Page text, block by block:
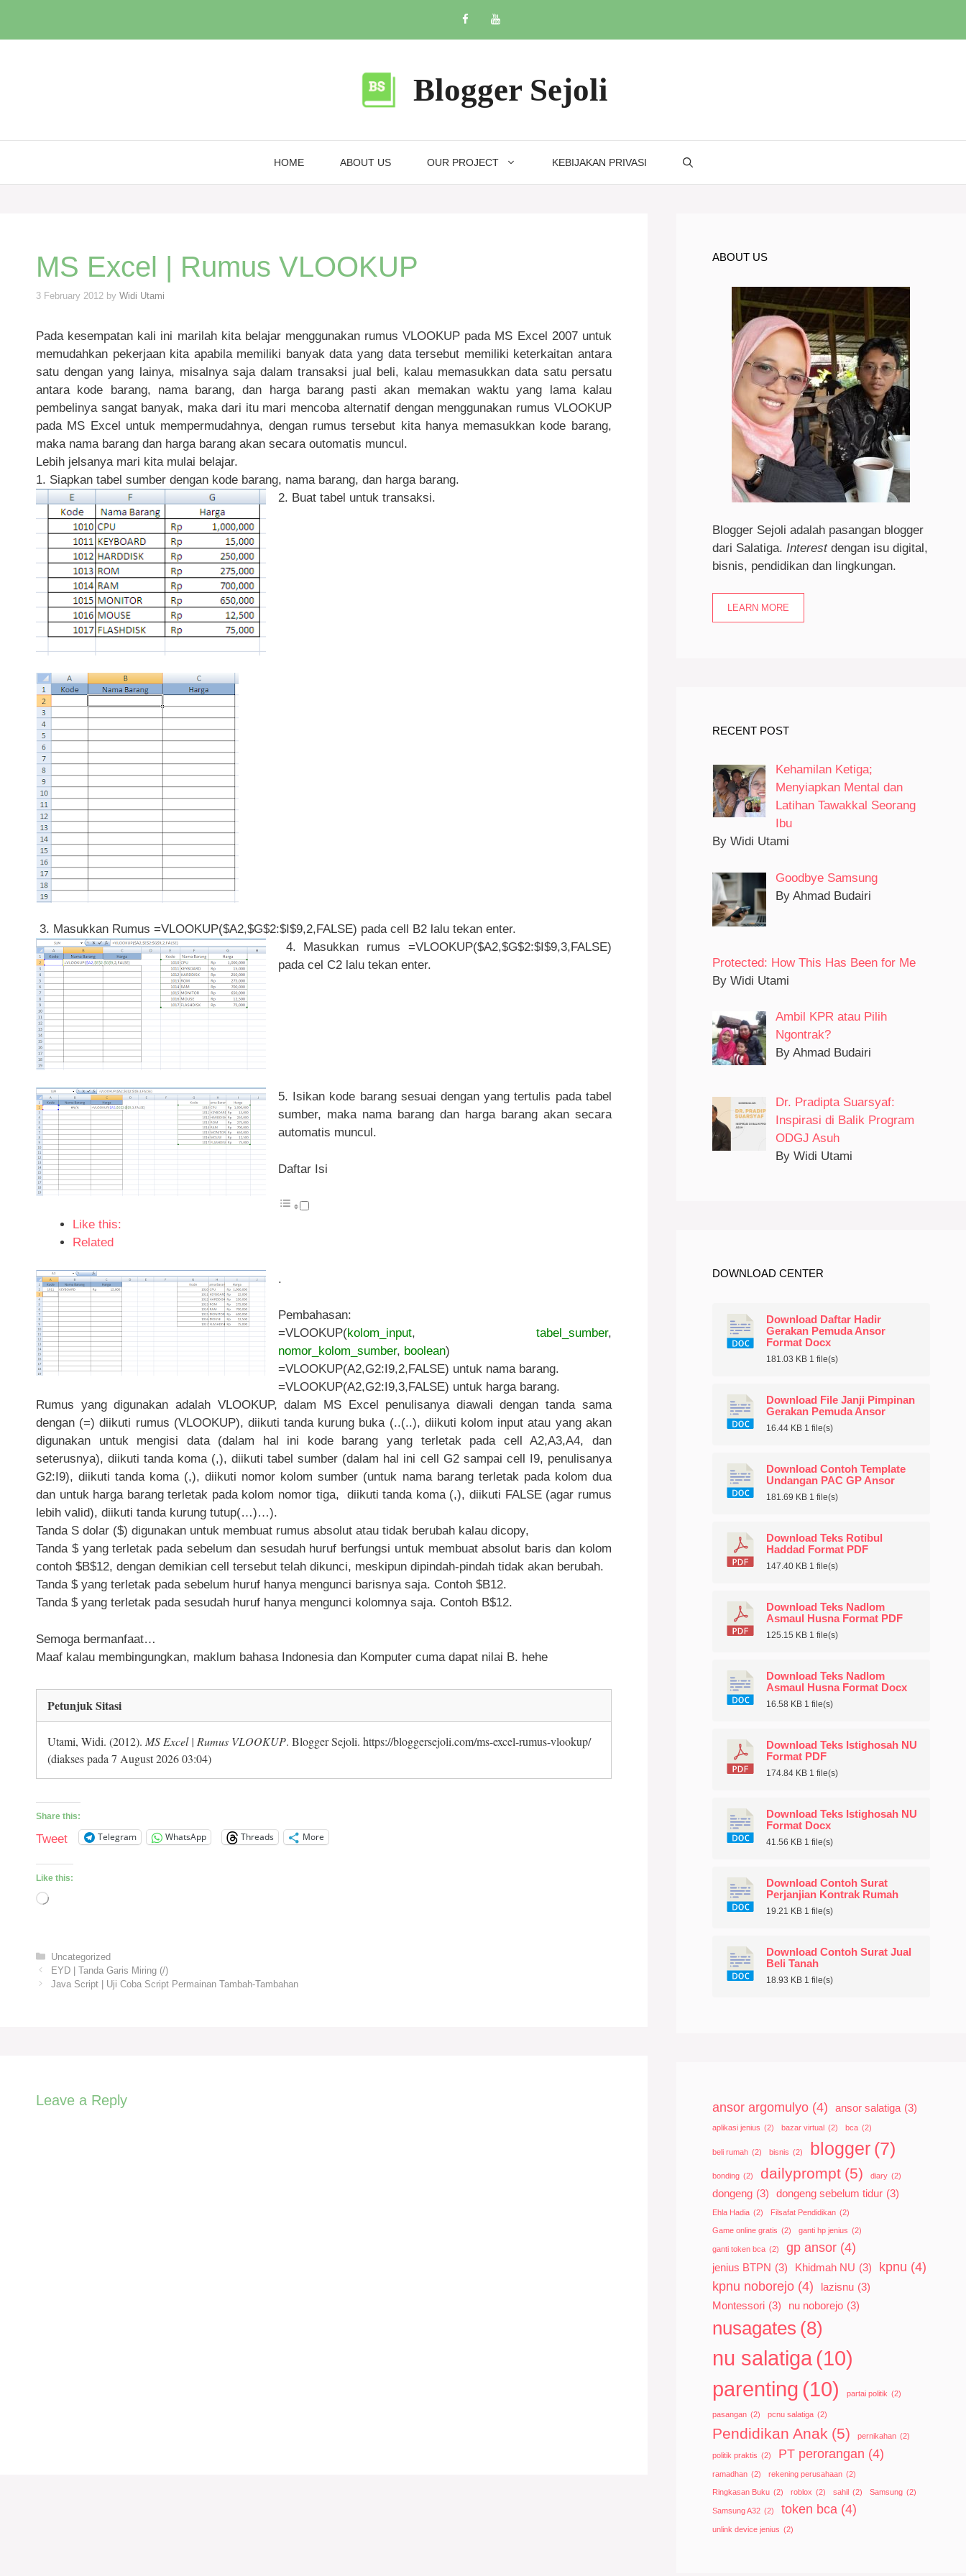
content
Blogger Sejoli
HOME ABOUT US OUR PROJECT KEBIJAKAN PRIVASI
MS Excel | Rumus VLOOKUP
3 February 2012 by Widi Utami
Pada kesempatan kali ini marilah kita belajar menggunakan rumus VLOOKUP pada MS Excel 2007 untuk
memudahkan pekerjaan kita apabila memiliki banyak data yang data tersebut memiliki keterkaitan antara
satu dengan yang lainya, misalnya saja dalam transaksi jual beli, kalau memasukkan data satu persatu
antara kode barang, nama barang, dan harga barang pasti akan memakan waktu yang lama kalau
pembelinya sangat banyak, maka dari itu mari mencoba alternatif dengan menggunakan rumus VLOOKUP
pada MS Excel untuk mempermudahnya, dengan rumus tersebut kita hanya memasukkan kode barang,
maka nama barang dan harga barang akan secara outomatis muncul.
Lebih jelsanya mari kita mulai belajar.
1. Siapkan tabel sumber dengan kode barang, nama barang, dan harga barang.
2. Buat tabel untuk transaksi.
3. Masukkan Rumus =VLOOKUP($A2,$G$2:$I$9,2,FALSE) pada cell B2 lalu tekan enter.
4. Masukkan rumus =VLOOKUP($A2,$G$2:$I$9,3,FALSE)
pada cel C2 lalu tekan enter.
5. Isikan kode barang sesuai dengan yang tertulis pada tabel
sumber, maka nama barang dan harga barang akan secara
automatis muncul.
Daftar Isi
Like this:
Related
.
Pembahasan:
=VLOOKUP(kolom_input, tabel_sumber,
nomor_kolom_sumber, boolean)
=VLOOKUP(A2,G2:I9,2,FALSE) untuk nama barang.
=VLOOKUP(A2,G2:I9,3,FALSE) untuk harga barang.
Rumus yang digunakan adalah VLOOKUP, dalam MS Excel penulisanya diawali dengan tanda sama
dengan (=) diikuti rumus (VLOOKUP), diikuti tanda kurung buka (..(..), diikuti kolom input atau yang akan
digunakan untuk mengisi data (dalam hal ini kode barang yang terletak pada cell A2,A3,A4, dan
seterusnya), diikuti tanda koma (,), diikuti tabel sumber (dalam hal ini cell G2 sampai cell I9, penulisanya
G2:I9), diikuti tanda koma (,), diikuti nomor kolom sumber (untuk nama barang terletak pada kolom dua
dan untuk harga barang terletak pada kolom nomor tiga, diikuti tanda koma (,), diikuti FALSE (agar rumus
lebih valid), diikuti tanda kurung tutup(…)…).
Tanda S dolar ($) digunakan untuk membuat rumus absolut atau tidak berubah kalau dicopy,
Tanda $ yang terletak pada sebelum dan sesudah huruf berfungsi untuk membuat absolut baris dan kolom
contoh $B$12, dengan demikian cell tersebut telah dikunci, meskipun dipindah-pindah tidak akan berubah.
Tanda $ yang terletak pada sebelum huruf hanya mengunci barisnya saja. Contoh $B12.
Tanda $ yang terletak pada sesudah huruf hanya mengunci kolomnya saja. Contoh B$12.
Semoga bermanfaat…
Maaf kalau membingungkan, maklum bahasa Indonesia dan Komputer cuma dapat nilai B. hehe
Petunjuk Sitasi
Utami, Widi. (2012). MS Excel | Rumus VLOOKUP. Blogger Sejoli. https://bloggersejoli.com/ms-excel-rumus-vlookup/
(diakses pada 7 August 2026 03:04)
Share this:
Tweet Telegram WhatsApp Threads More
Like this:
Loading…
Categories
Uncategorized
EYD | Tanda Garis Miring (/)
Java Script | Uji Coba Script Permainan Tambah-Tambahan
Leave a Reply
ABOUT US
Blogger Sejoli adalah pasangan blogger
dari Salatiga. Interestdengan isu digital,
bisnis, pendidikan dan lingkungan.
LEARN MORE
RECENT POST
Kehamilan Ketiga;
Menyiapkan Mental dan
Latihan Tawakkal Seorang
Ibu
By Widi Utami
Goodbye Samsung
By Ahmad Budairi
Protected: How This Has Been for Me
By Widi Utami
Ambil KPR atau Pilih
Ngontrak?
By Ahmad Budairi
Dr. Pradipta Suarsyaf:
Inspirasi di Balik Program
ODGJ Asuh
By Widi Utami
DOWNLOAD CENTER
Download Daftar Hadir
Gerakan Pemuda Ansor
Format Docx
181.03 KB 1 file(s)
Download File Janji Pimpinan
Gerakan Pemuda Ansor
16.44 KB 1 file(s)
Download Contoh Template
Undangan PAC GP Ansor
181.69 KB 1 file(s)
Download Teks Rotibul
Haddad Format PDF
147.40 KB 1 file(s)
Download Teks Nadlom
Asmaul Husna Format PDF
125.15 KB 1 file(s)
Download Teks Nadlom
Asmaul Husna Format Docx
16.58 KB 1 file(s)
Download Teks Istighosah NU
Format PDF
174.84 KB 1 file(s)
Download Teks Istighosah NU
Format Docx
41.56 KB 1 file(s)
Download Contoh Surat
Perjanjian Kontrak Rumah
19.21 KB 1 file(s)
Download Contoh Surat Jual
Beli Tanah
18.93 KB 1 file(s)
ansor argomulyo (4) ansor salatiga (3)
aplikasi jenius (2) bazar virtual (2) bca (2)
beli rumah (2) bisnis (2) blogger (7)
bonding (2) dailyprompt (5) diary (2)
dongeng (3) dongeng sebelum tidur (3)
Ehla Hadia (2) Filsafat Pendidikan (2)
Game online gratis (2) ganti hp jenius (2)
ganti token bca (2) gp ansor (4)
jenius BTPN (3) Khidmah NU (3) kpnu (4)
kpnu noborejo (4) lazisnu (3)
Montessori (3) nu noborejo (3)
nusagates (8)
nu salatiga(10)
parenting (10) partai politik (2)
pasangan (2) pcnu salatiga (2)
Pendidikan Anak (5) pernikahan (2)
politik praktis (2) PT perorangan (4)
ramadhan (2) rekening perusahaan (2)
Ringkasan Buku (2) roblox (2) sahil (2) Samsung (2)
Samsung A32 (2) token bca (4)
unlink device jenius (2)